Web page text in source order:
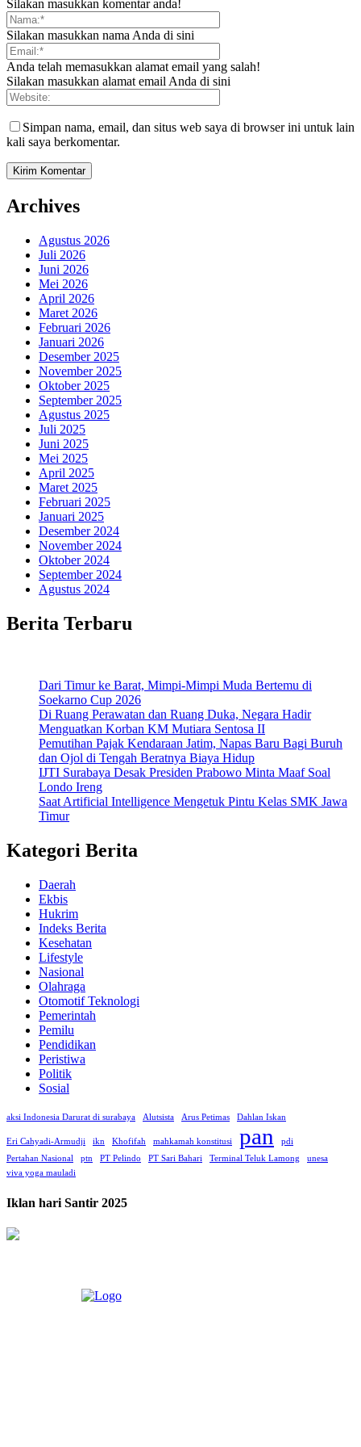
Silakan masukkan komentar anda!
Silakan masukkan nama Anda di sini
Anda telah memasukkan alamat email yang salah!
Silakan masukkan alamat email Anda di sini
Simpan nama, email, dan situs web saya di browser ini untuk lain
kali saya berkomentar.
Archives
Agustus 2026
Juli 2026
Juni 2026
Mei 2026
April 2026
Maret 2026
Februari 2026
Januari 2026
Desember 2025
November 2025
Oktober 2025
September 2025
Agustus 2025
Juli 2025
Juni 2025
Mei 2025
April 2025
Maret 2025
Februari 2025
Januari 2025
Desember 2024
November 2024
Oktober 2024
September 2024
Agustus 2024
Berita Terbaru
Dari Timur ke Barat, Mimpi-Mimpi Muda Bertemu di
Soekarno Cup 2026
Di Ruang Perawatan dan Ruang Duka, Negara Hadir
Menguatkan Korban KM Mutiara Sentosa II
Pemutihan Pajak Kendaraan Jatim, Napas Baru Bagi Buruh
dan Ojol di Tengah Beratnya Biaya Hidup
IJTI Surabaya Desak Presiden Prabowo Minta Maaf Soal
Londo Ireng
Saat Artificial Intelligence Mengetuk Pintu Kelas SMK Jawa
Timur
Kategori Berita
Daerah
Ekbis
Hukrim
Indeks Berita
Kesehatan
Lifestyle
Nasional
Olahraga
Otomotif Teknologi
Pemerintah
Pemilu
Pendidikan
Peristiwa
Politik
Sosial
aksi Indonesia Darurat di surabaya Alutsista Arus Petimas Dahlan Iskan
Eri Cahyadi-Armudji ikn Khofifah mahkamah konstitusi pan
pdi
Pertahan Nasional
ptn PT Pelindo PT Sari Bahari Terminal Teluk Lamong
unesa
viva yoga mauladi
Iklan hari Santir 2025